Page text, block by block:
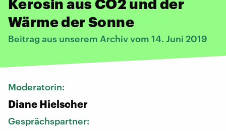
Kerosin aus CO2 und der
Wärme der Sonne
Beitrag aus unserem Archiv vom 14. Juni 2019
Moderatorin:
Diane Hielscher
Gesprächspartner: